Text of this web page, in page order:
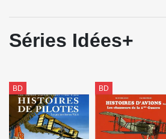
Séries Idées+
BD BD